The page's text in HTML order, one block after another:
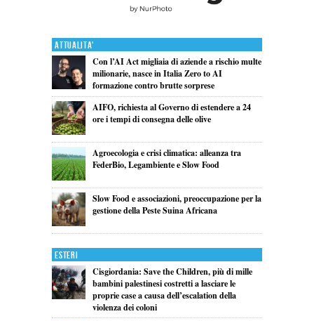
Attualita'
Con l’AI Act migliaia di aziende a rischio multe
milionarie, nasce in Italia Zero to AI
formazione contro brutte sorprese
AIFO, richiesta al Governo di estendere a 24
ore i tempi di consegna delle olive
Agroecologia e crisi climatica: alleanza tra
FederBio, Legambiente e Slow Food
Slow Food e associazioni, preoccupazione per la
gestione della Peste Suina Africana
Esteri
Cisgiordania: Save the Children, più di mille
bambini palestinesi costretti a lasciare le
proprie case a causa dell’escalation della
violenza dei coloni